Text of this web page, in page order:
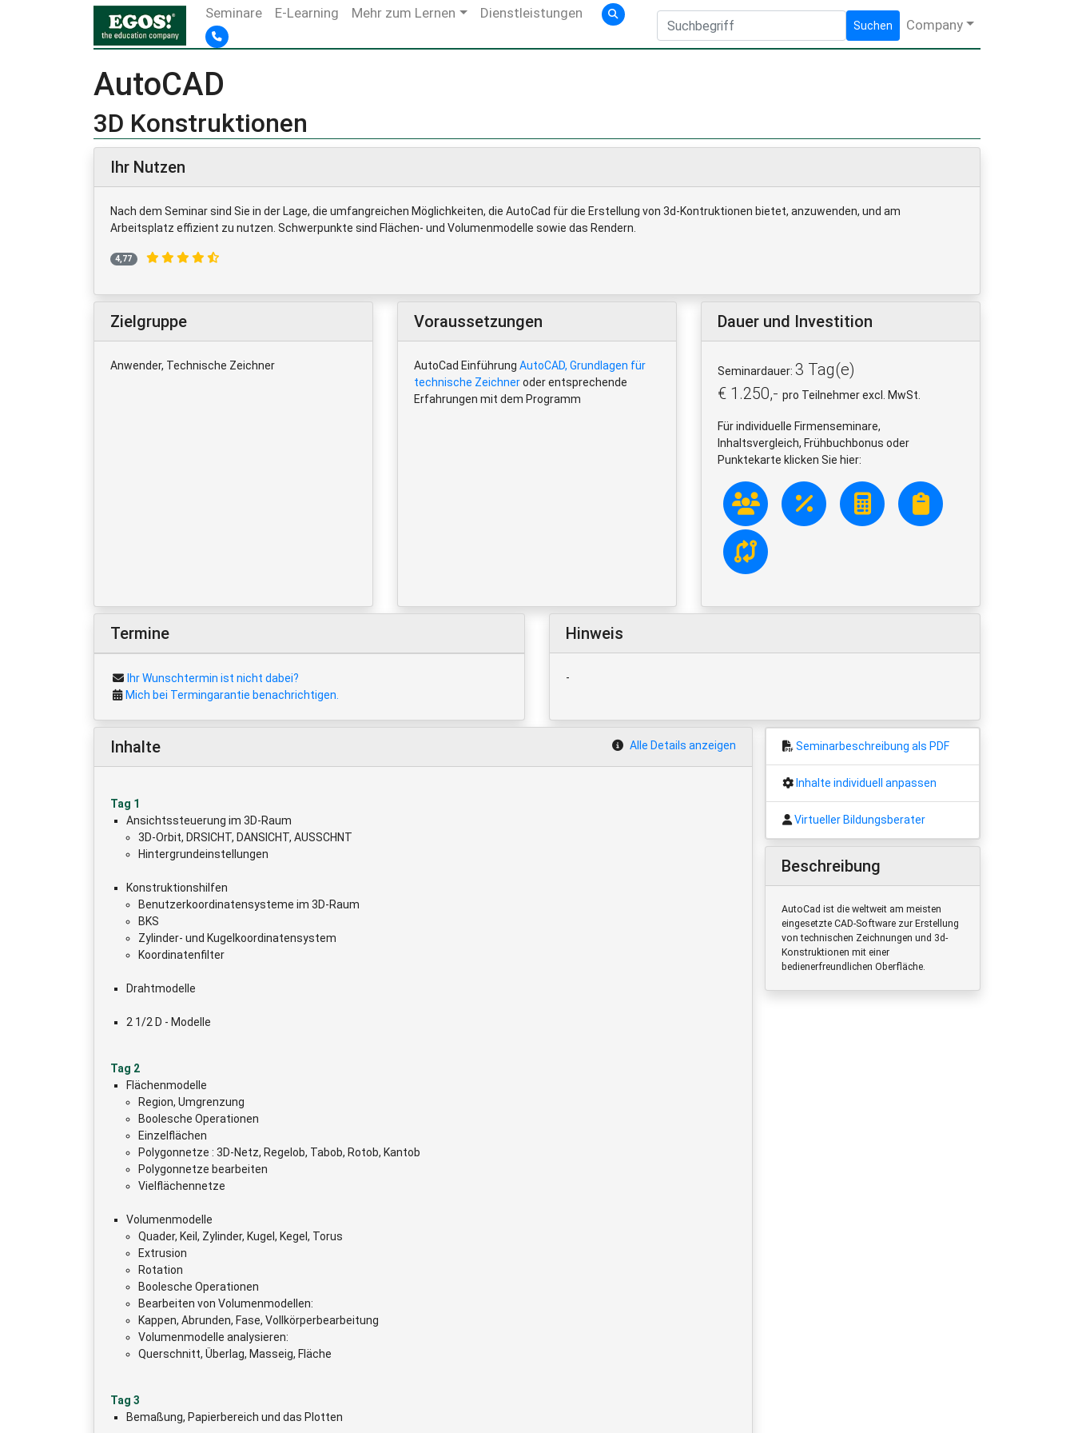
Seminare E-Learning Mehr zum Lernen Dienstleistungen
Suchen Company
AutoCAD
3D Konstruktionen
Ihr Nutzen
Nach dem Seminar sind Sie in der Lage, die umfangreichen Möglichkeiten, die AutoCad für die Erstellung von 3d-Kontruktionen bietet, anzuwenden, und am
Arbeitsplatz effizient zu nutzen. Schwerpunkte sind Flächen- und Volumenmodelle sowie das Rendern.
4,77
Zielgruppe
Anwender, Technische Zeichner
Voraussetzungen
AutoCad Einführung AutoCAD, Grundlagen für
technische Zeichneroder entsprechende
Erfahrungen mit dem Programm
Dauer und Investition
Seminardauer: 3 Tag(e)
€ 1.250,- pro Teilnehmer excl. MwSt.
Für individuelle Firmenseminare,
Inhaltsvergleich, Frühbuchbonus oder
Punktekarte klicken Sie hier:
Termine
Ihr Wunschtermin ist nicht dabei?
Mich bei Termingarantie benachrichtigen.
Hinweis
-
Inhalte Alle Details anzeigen
Tag 1
Ansichtssteuerung im 3D-Raum
3D-Orbit, DRSICHT, DANSICHT, AUSSCHNT
Hintergrundeinstellungen
Konstruktionshilfen
Benutzerkoordinatensysteme im 3D-Raum
BKS
Zylinder- und Kugelkoordinatensystem
Koordinatenfilter
Drahtmodelle
2 1/2 D - Modelle
Tag 2
Flächenmodelle
Region, Umgrenzung
Boolesche Operationen
Einzelflächen
Polygonnetze : 3D-Netz, Regelob, Tabob, Rotob, Kantob
Polygonnetze bearbeiten
Vielflächennetze
Volumenmodelle
Quader, Keil, Zylinder, Kugel, Kegel, Torus
Extrusion
Rotation
Boolesche Operationen
Bearbeiten von Volumenmodellen:
Kappen, Abrunden, Fase, Vollkörperbearbeitung
Volumenmodelle analysieren:
Querschnitt, Überlag, Masseig, Fläche
Tag 3
Bemaßung, Papierbereich und das Plotten
Seminarbeschreibung als PDF
Inhalte individuell anpassen
Virtueller Bildungsberater
Beschreibung
AutoCad ist die weltweit am meisten
eingesetzte CAD-Software zur Erstellung
von technischen Zeichnungen und 3d-
Konstruktionen mit einer
bedienerfreundlichen Oberfläche.